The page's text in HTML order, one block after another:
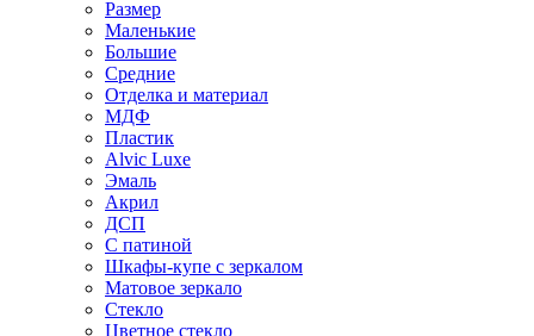
Размер
Маленькие
Большие
Средние
Отделка и материал
МДФ
Пластик
Alvic Luxe
Эмаль
Акрил
ДСП
С патиной
Шкафы-купе с зеркалом
Матовое зеркало
Стекло
Цветное стекло